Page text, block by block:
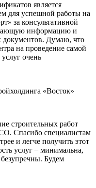
является
для успешной работы на
за консультативной
информацию и
документов. Думаю, что
на проведение самой
очень
«Восток»
строительных работ
Спасибо специалистам
и легче получить этот
услуг – минимальна,
Будем